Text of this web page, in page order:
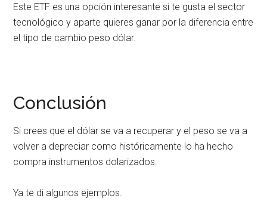
Este ETF es una opción interesante si te gusta el sector
tecnológico y aparte quieres ganar por la diferencia entre
el tipo de cambio peso dólar.
Conclusión
Si crees que el dólar se va a recuperar y el peso se va a
volver a depreciar como históricamente lo ha hecho
compra instrumentos dolarizados.
Ya te di algunos ejemplos.